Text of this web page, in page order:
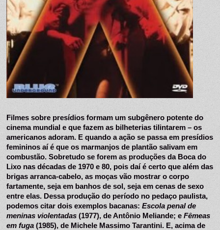
Filmes sobre presídios formam um subgênero potente do
cinema mundial e que fazem as bilheterias tilintarem – os
americanos adoram. E quando a ação se passa em presídios
femininos aí é que os marmanjos de plantão salivam em
combustão. Sobretudo se forem as produções da Boca do
Lixo nas décadas de 1970 e 80, pois daí é certo que além das
brigas arranca-cabelo, as moças vão mostrar o corpo
fartamente, seja em banhos de sol, seja em cenas de sexo
entre elas. Dessa produção do período no pedaço paulista,
podemos citar dois exemplos bacanas: Escola penal de
meninas violentadas (1977), de Antônio Meliande; e Fêmeas
em fuga (1985), de Michele Massimo Tarantini. E, acima de